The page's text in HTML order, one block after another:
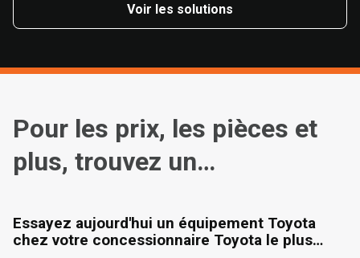
Voir les solutions
Pour les prix, les pièces et
plus, trouvez un
Essayez aujourd'hui un équipement Toyota
chez votre concessionnaire Toyota le plus